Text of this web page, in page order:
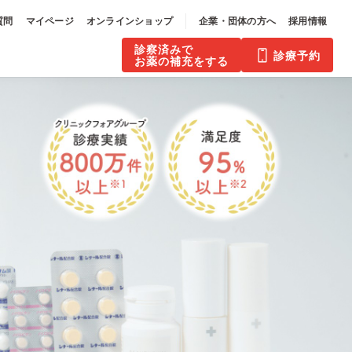
問 マイページ オンラインショップ 企業・団体の方へ 採用情報
診療予約
診察済みで
お薬の補充をする